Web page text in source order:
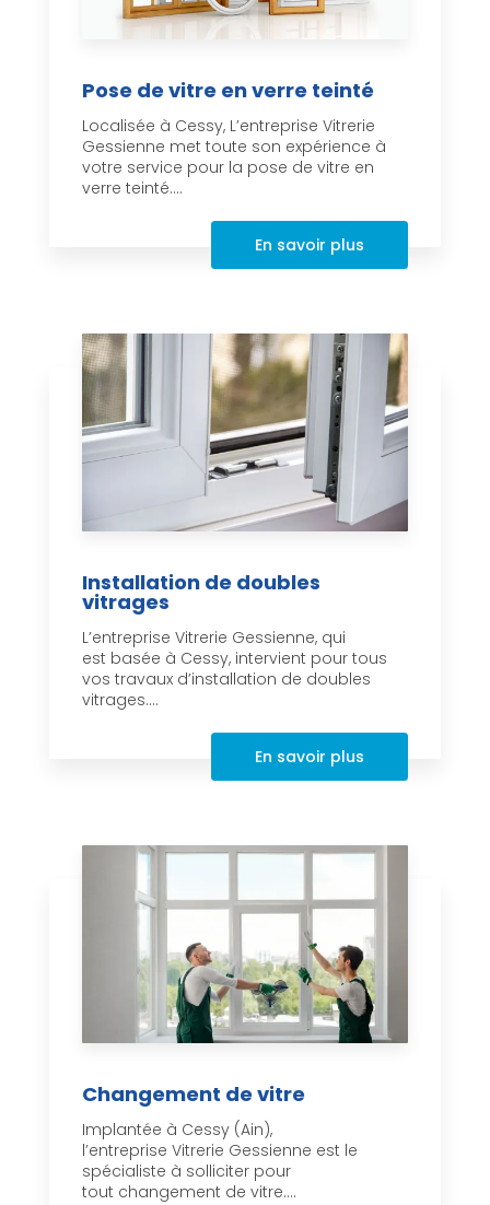
Pose de vitre en verre teinté
Localisée à Cessy, L’entreprise Vitrerie
Gessienne met toute son expérience à
votre service pour la pose de vitre en
verre teinté....
En savoir plus
Installation de doubles
vitrages
L’entreprise Vitrerie Gessienne, qui
est basée à Cessy, intervient pour tous
vos travaux d’installation de doubles
vitrages....
En savoir plus
Changement de vitre
Implantée à Cessy (Ain),
l’entreprise Vitrerie Gessienne est le
spécialiste à solliciter pour
tout changement de vitre....